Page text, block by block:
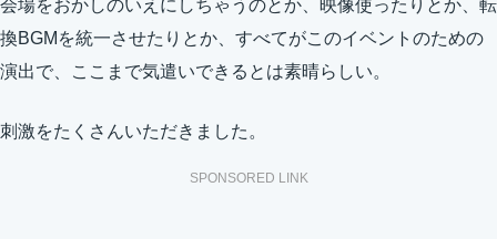
会場をおかしのいえにしちゃうのとか、映像使ったりとか、転
換BGMを統一させたりとか、すべてがこのイベントのための
演出で、ここまで気遣いできるとは素晴らしい。
刺激をたくさんいただきました。
SPONSORED LINK